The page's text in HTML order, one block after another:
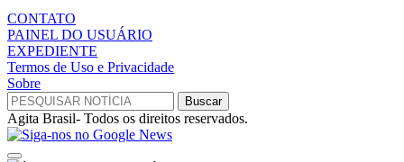
CONTATO
PAINEL DO USUÁRIO
EXPEDIENTE
Termos de Uso e Privacidade
Sobre
Agita Brasil- Todos os direitos reservados.